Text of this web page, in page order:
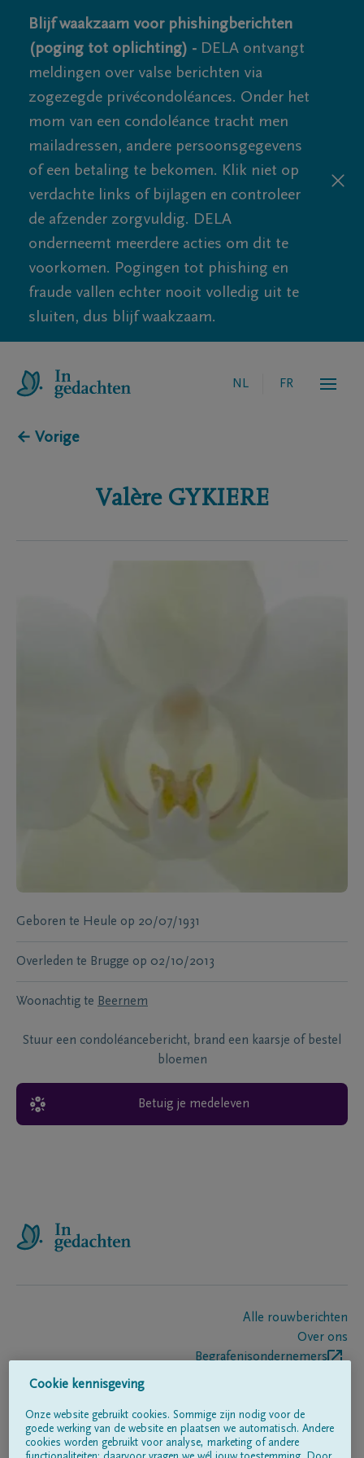
Blijf waakzaam voor phishingberichten
(poging tot oplichting) - DELA ontvangt
meldingen over valse berichten via
zogezegde privécondoléances. Onder het
mom van een condoléance tracht men
mailadressen, andere persoonsgegevens
of een betaling te bekomen. Klik niet op
verdachte links of bijlagen en controleer
de afzender zorgvuldig. DELA
onderneemt meerdere acties om dit te
voorkomen. Pogingen tot phishing en
fraude vallen echter nooit volledig uit te
sluiten, dus blijf waakzaam.
NL FR
← Vorige
Valère GYKIERE
Geboren te Heule op 20/07/1931
Overleden te Brugge op 02/10/2013
Woonachtig te Beernem
Stuur een condoléancebericht, brand een kaarsje of bestel
bloemen
Betuig je medeleven
Alle rouwberichten
Over ons
Begrafenisondernemers
Volg ons op
Cookie kennisgeving
Onze website gebruikt cookies. Sommige zijn nodig voor de
goede werking van de website en plaatsen we automatisch. Andere
cookies worden gebruikt voor analyse, marketing of andere